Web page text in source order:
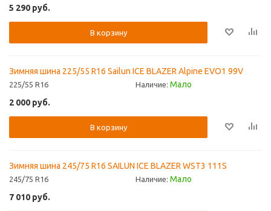
5 290 руб.
В корзину
Зимняя шина 225/55 R16 Sailun ICE BLAZER Alpine EVO1 99V
225/55 R16 Наличие: Мало
2 000 руб.
В корзину
Зимняя шина 245/75 R16 SAILUN ICE BLAZER WST3 111S
245/75 R16 Наличие: Мало
7 010 руб.